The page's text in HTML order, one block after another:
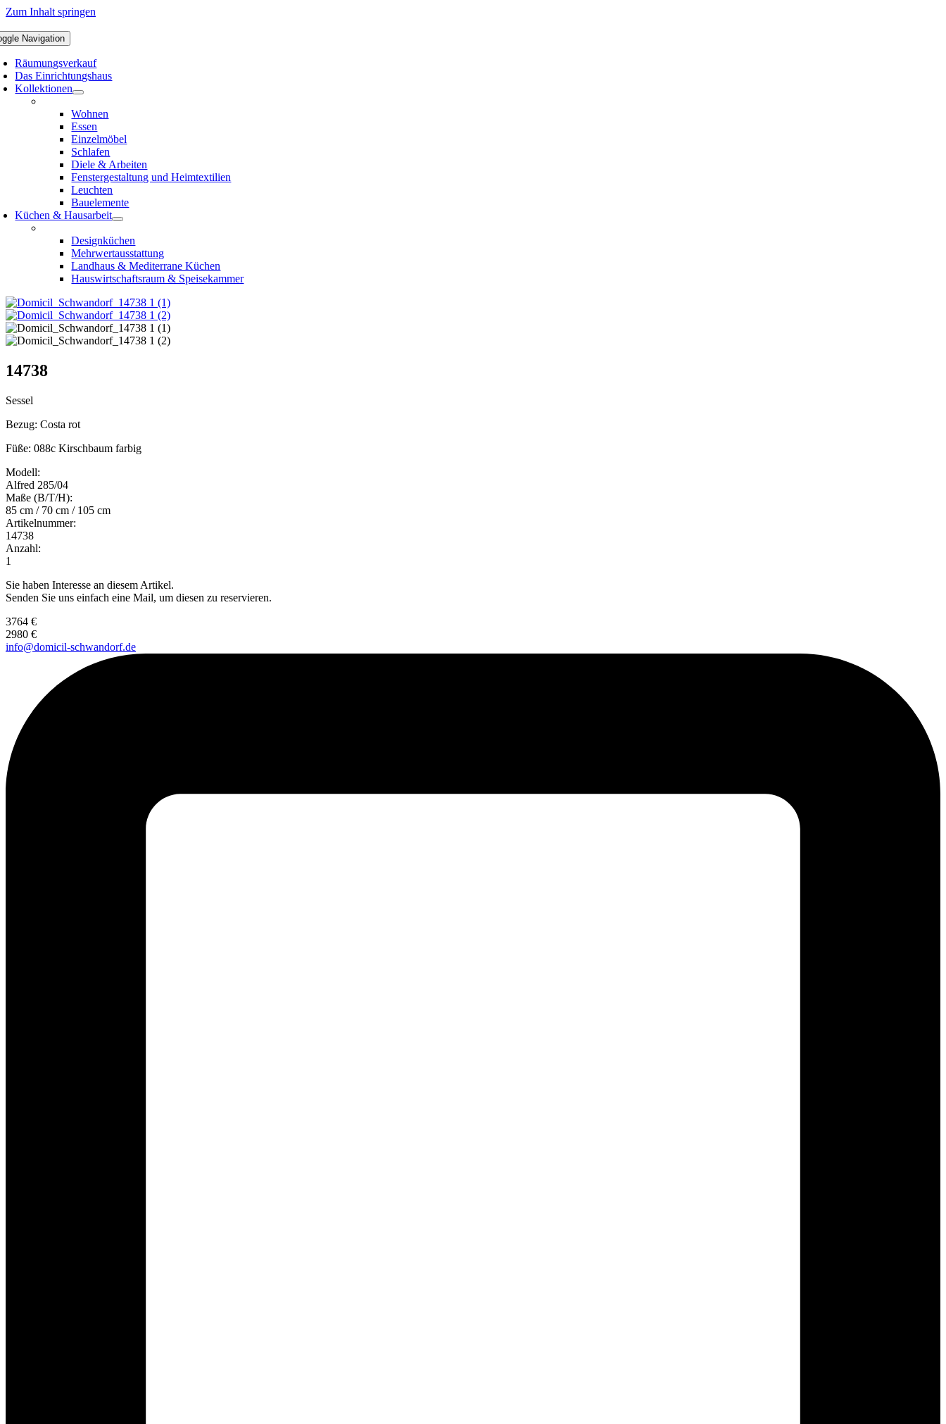
Zum Inhalt springen
Navigation
Räumungsverkauf
Das Einrichtungshaus
Kollektionen
Wohnen
Essen
Einzelmöbel
Schlafen
Diele & Arbeiten
Fenstergestaltung und Heimtextilien
Leuchten
Bauelemente
Küchen & Hausarbeit
Designküchen
Mehrwertausstattung
Landhaus & Mediterrane Küchen
Hauswirtschaftsraum & Speisekammer
14738
Sessel
Bezug: Costa rot
Füße: 088c Kirschbaum farbig
Modell:
Alfred 285/04
Maße (B/T/H):
85 cm / 70 cm / 105 cm
Artikelnummer:
14738
Anzahl:
1
Sie haben Interesse an diesem Artikel.
Senden Sie uns einfach eine Mail, um diesen zu reservieren.
3764 €
2980 €
info@domicil-schwandorf.de